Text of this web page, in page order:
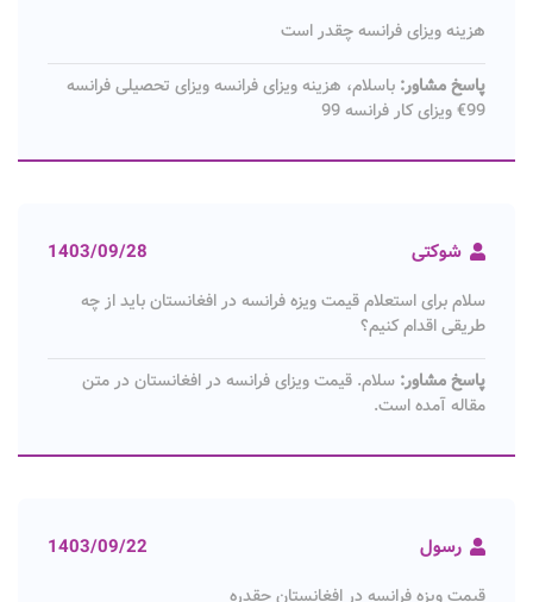
هزینه ویزای فرانسه چقدر است
پاسخ مشاور: باسلام، هزینه ویزای فرانسه ویزای تحصیلی فرانسه
99€ ویزای کار فرانسه 99
شوکتی 1403/09/28
سلام برای استعلام قیمت ویزه فرانسه در افغانستان باید از چه
طریقی اقدام کنیم؟
پاسخ مشاور: سلام. قیمت ویزای فرانسه در افغانستان در متن
مقاله آمده است.
رسول 1403/09/22
قیمت ویزه فرانسه در افغانستان چقدره